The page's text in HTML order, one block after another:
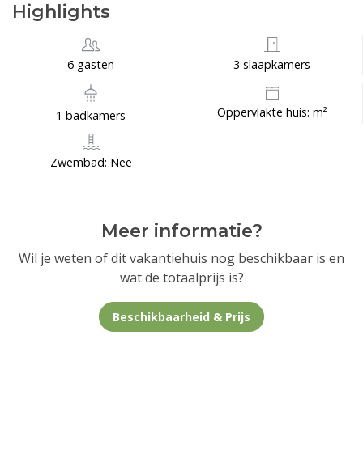
Highlights
6 gasten 3 slaapkamers
1 badkamers Oppervlakte huis: m²
Zwembad: Nee
Meer informatie?
Wil je weten of dit vakantiehuis nog beschikbaar is en
wat de totaalprijs is?
Beschikbaarheid & Prijs